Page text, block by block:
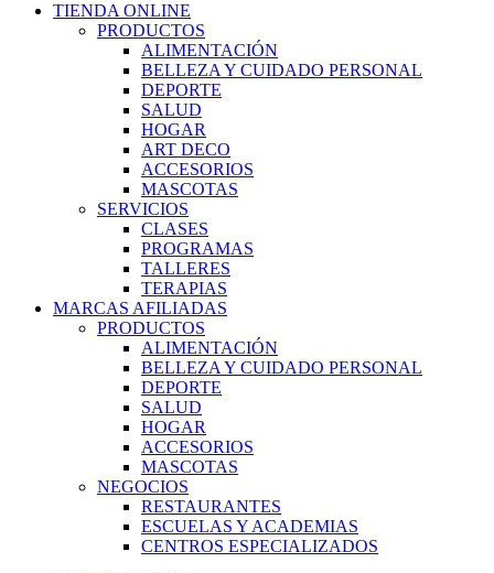
TIENDA ONLINE
PRODUCTOS
ALIMENTACIÓN
BELLEZA Y CUIDADO PERSONAL
DEPORTE
SALUD
HOGAR
ART DECO
ACCESORIOS
MASCOTAS
SERVICIOS
CLASES
PROGRAMAS
TALLERES
TERAPIAS
MARCAS AFILIADAS
PRODUCTOS
ALIMENTACIÓN
BELLEZA Y CUIDADO PERSONAL
DEPORTE
SALUD
HOGAR
ACCESORIOS
MASCOTAS
NEGOCIOS
RESTAURANTES
ESCUELAS Y ACADEMIAS
CENTROS ESPECIALIZADOS